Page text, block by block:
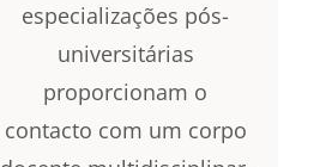
especializações pós-
universitárias
proporcionam o
contacto com um corpo